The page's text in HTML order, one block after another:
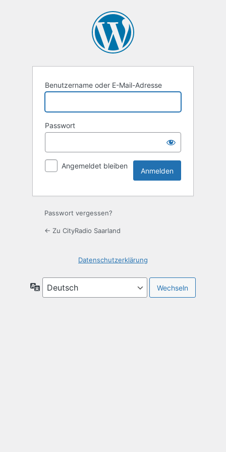
Benutzername oder E-Mail-Adresse
Passwort
Angemeldet bleiben
Passwort vergessen?
← Zu CityRadio Saarland
Datenschutzerklärung
Sprache